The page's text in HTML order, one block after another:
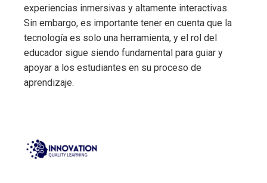
experiencias inmersivas y altamente interactivas.
Sin embargo, es importante tener en cuenta que la
tecnología es solo una herramienta, y el rol del
educador sigue siendo fundamental para guiar y
apoyar a los estudiantes en su proceso de
aprendizaje.